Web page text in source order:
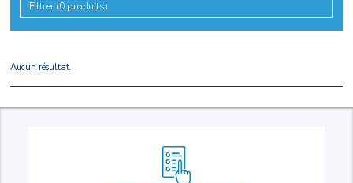
Filtrer (0 produits)
Aucun résultat.